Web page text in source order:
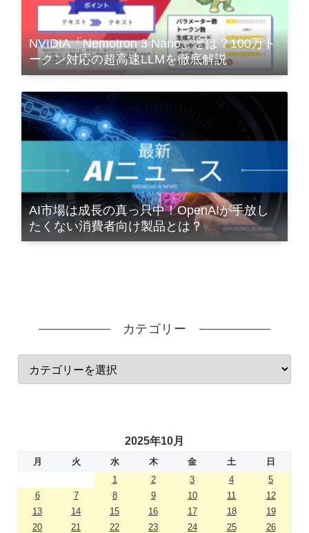
NVIDIA「Nemotron 3 Nano」とは？100万ト
ークン対応の超高速LLMを徹底解説
AI市場は成長の真っ只中！OpenAIが手放し
たくない消費者向け製品とは？
カテゴリー
2025年10月
月 火 水 木 金 土
日
1
2 3 4
5
6
7 8 9 10 11
12
13
14 15 16 17 18
19
20
21 22 23 24 25
26